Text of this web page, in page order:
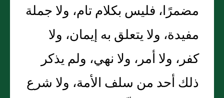
مضمرًا، فليس بكلام تام، ولا جملة
مفيدة، ولا يتعلق به إيمان، ولا
كفر، ولا أمر، ولا نهي، ولم يذكر
ذلك أحد من سلف الأمة، ولا شرع